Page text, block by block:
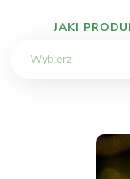
JAKI
Wybierz